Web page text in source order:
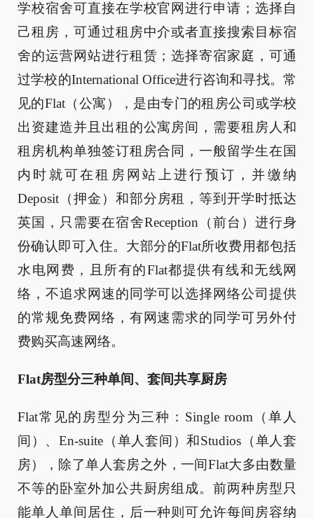
学校宿舍可直接在学校官网进行申请；选择自
己租房，可通过租房中介或者直接搜索目标宿
舍的运营网站进行租赁；选择寄宿家庭，可通
过学校的International Office进行咨询和寻找。常
见的Flat（公寓），是由专门的租房公司或学校
出资建造并且出租的公寓房间，需要租房人和
租房机构单独签订租房合同，一般留学生在国
内时就可在租房网站上进行预订，并缴纳
Deposit（押金）和部分房租，等到开学时抵达
英国，只需要在宿舍Reception（前台）进行身
份确认即可入住。大部分的Flat所收费用都包括
水电网费，且所有的Flat都提供有线和无线网
络，不追求网速的同学可以选择网络公司提供
的常规免费网络，有网速需求的同学可另外付
费购买高速网络。
Flat房型分三种单间、套间共享厨房
Flat常见的房型分为三种：Single room（单人
间）、En-suite（单人套间）和Studios（单人套
房），除了单人套房之外，一间Flat大多由数量
不等的卧室外加公共厨房组成。前两种房型只
能单人单间居住，后一种则可允许每间房容纳